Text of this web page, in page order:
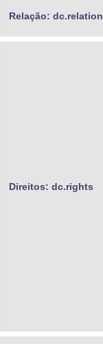
Relação: dc.relation
Direitos: dc.rights